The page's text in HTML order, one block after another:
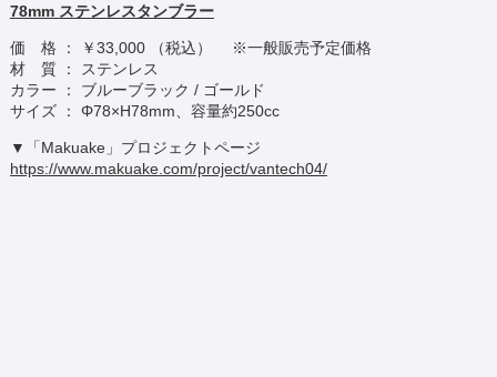
78mm ステンレスタンブラー
価 格 ： ￥33,000 （税込） ※一般販売予定価格
材 質 ： ステンレス
カラー ： ブルーブラック / ゴールド
サイズ ： Φ78×H78mm、容量約250cc
▼「Makuake」プロジェクトページ
https://www.makuake.com/project/vantech04/